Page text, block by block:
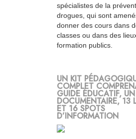
spécialistes de la
drogues, qui sont
donner des cours dans
classes ou dans des
formation publics.
UN KIT
COMPLET
GUIDE ÉDUCATIF, UN
DOCUMENTAIRE, 13
ET 16 SPOTS
D’INFORMATION